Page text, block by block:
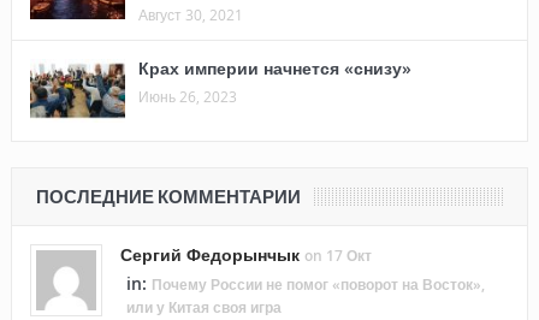
Август 30, 2021
Крах империи начнется «снизу»
Июнь 26, 2023
ПОСЛЕДНИЕ КОММЕНТАРИИ
Сергий Федорынчык on 17 Окт
in: Почему России не помог «поворот на Восток»,
или у Китая своя игра